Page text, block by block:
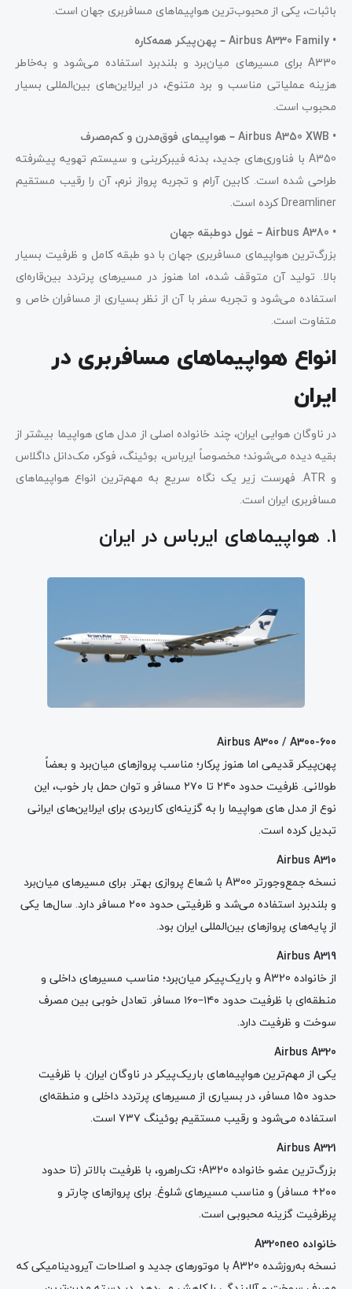
باثبات، یکی از محبوب‌ترین هواپیماهای مسافربری جهان است.
• Airbus A330 Family – پهن‌پیکر همه‌کاره
A330 برای مسیرهای میان‌برد و بلندبرد استفاده می‌شود و به‌خاطر
هزینه عملیاتی مناسب و برد متنوع، در ایرلاین‌های بین‌المللی بسیار
محبوب است.
• Airbus A350 XWB – هواپیمای فوق‌مدرن و کم‌مصرف
A350 با فناوری‌های جدید، بدنه فیبرکربنی و سیستم تهویه پیشرفته
طراحی شده است. کابین آرام و تجربه پرواز نرم، آن را رقیب مستقیم
Dreamliner کرده است.
• Airbus A380 – غول دوطبقه جهان
بزرگ‌ترین هواپیمای مسافربری جهان با دو طبقه کامل و ظرفیت بسیار
بالا. تولید آن متوقف شده، اما هنوز در مسیرهای پرتردد بین‌قاره‌ای
استفاده می‌شود و تجربه سفر با آن از نظر بسیاری از مسافران خاص و
متفاوت است.
انواع هواپیماهای مسافربری در
ایران
در ناوگان هوایی ایران، چند خانواده اصلی از مدل های هواپیما بیشتر از
بقیه دیده می‌شوند؛ مخصوصاً ایرباس، بوئینگ، فوکر، مک‌دانل داگلاس
و ATR. فهرست زیر یک نگاه سریع به مهم‌ترین انواع هواپیماهای
مسافربری ایران است.
۱. هواپیماهای ایرباس در ایران
Airbus A300 / A300-600
پهن‌پیکر قدیمی اما هنوز پرکار؛ مناسب پروازهای میان‌برد و بعضاً
طولانی. ظرفیت حدود ۲۴۰ تا ۲۷۰ مسافر و توان حمل بار خوب، این
نوع از مدل های هواپیما را به گزینه‌ای کاربردی برای ایرلاین‌های ایرانی
تبدیل کرده است.
Airbus A310
نسخه جمع‌وجورتر A300 با شعاع پروازی بهتر. برای مسیرهای میان‌برد
و بلندبرد استفاده می‌شد و ظرفیتی حدود ۲۰۰ مسافر دارد. سال‌ها یکی
از پایه‌های پروازهای بین‌المللی ایران بود.
Airbus A319
از خانواده A320 و باریک‌پیکر میان‌برد؛ مناسب مسیرهای داخلی و
منطقه‌ای با ظرفیت حدود ۱۴۰–۱۶۰ مسافر. تعادل خوبی بین مصرف
سوخت و ظرفیت دارد.
Airbus A320
یکی از مهم‌ترین هواپیماهای باریک‌پیکر در ناوگان ایران. با ظرفیت
حدود ۱۵۰ مسافر، در بسیاری از مسیرهای پرتردد داخلی و منطقه‌ای
استفاده می‌شود و رقیب مستقیم بوئینگ ۷۳۷ است.
Airbus A321
بزرگ‌ترین عضو خانواده A320؛ تک‌راهرو، با ظرفیت بالاتر (تا حدود
۲۰۰+ مسافر) و مناسب مسیرهای شلوغ. برای پروازهای چارتر و
پرظرفیت گزینه محبوبی است.
خانواده
نسخه به‌روزشده A320 با موتورهای جدید و اصلاحات آیرودینامیکی که